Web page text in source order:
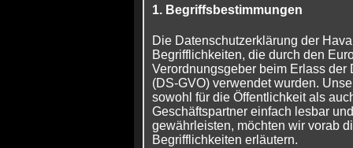
1. Begriffsbestimmungen
Die Datenschutzerklärung der
Begrifflichkeiten, die durch den
Verordnungsgeber beim Erlass der
(DS-GVO) verwendet wurden.
sowohl für die Öffentlichkeit als
Geschäftspartner einfach lesbar
gewährleisten, möchten wir vorab
Begrifflichkeiten erläutern.